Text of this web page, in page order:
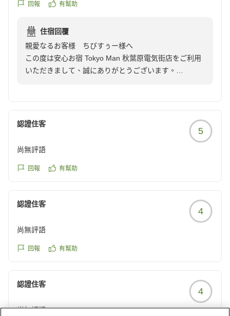
reviewId=33123478276762
回報 有幫助
住宿回覆
親愛なるお客様 ちびすぅー様へ
この度は安心お宿 Tokyo Man 秋葉原電気街店をご利用
いただきまして、誠にありがとうございます。
お過ごしいただけたご様子を伺うことができ、スタッフ
けるホテルを目指し、より快適な空間づくりとサービス
ちびすぅー様のまたの「おかえり」を従業員一同心より
認證住客
5
尚無評語
回報 有幫助
認證住客
4
尚無評語
回報 有幫助
認證住客
4
尚無評語